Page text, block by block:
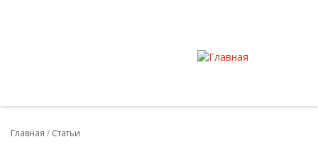
Главная / Статьи